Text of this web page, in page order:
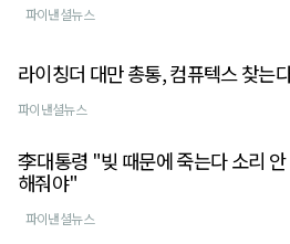
파이낸셜뉴스
라이칭더 대만 총통, 컴퓨텍스 찾는
파이낸셜뉴스
李대통령 "빚 때문에 죽는다 소리
해줘야"
파이낸셜뉴스